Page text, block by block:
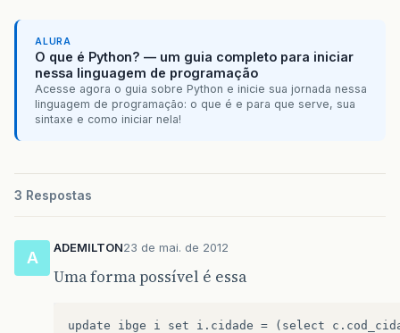
ALURA
O que é Python? — um guia completo para iniciar
nessa linguagem de programação
Acesse agora o guia sobre Python e inicie sua jornada nessa
linguagem de programação: o que é e para que serve, sua
sintaxe e como iniciar nela!
3 Respostas
A
ADEMILTON23 de mai. de 2012
Uma forma possível é essa